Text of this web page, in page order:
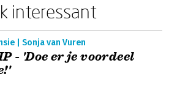
interessant
| Sonja van Vuren
- 'Doe er je voordeel